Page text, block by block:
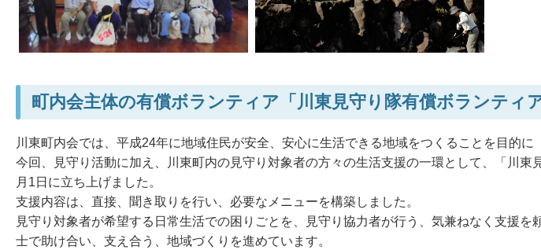
町内会主体の有償ボランティア「川東見守り隊有償ボランティ
川東町内会では、平成24年に地域住民が安全、安心に生活できる地域をつくることを目的に
今回、見守り活動に加え、川東町内の見守り対象者の方々の生活支援の一環として、「川東
月1日に立ち上げました。
支援内容は、直接、聞き取りを行い、必要なメニューを構築しました。
見守り対象者が希望する日常生活での困りごとを、見守り協力者が行う、気兼ねなく支援を
士で助け合い、支え合う、地域づくりを進めています。